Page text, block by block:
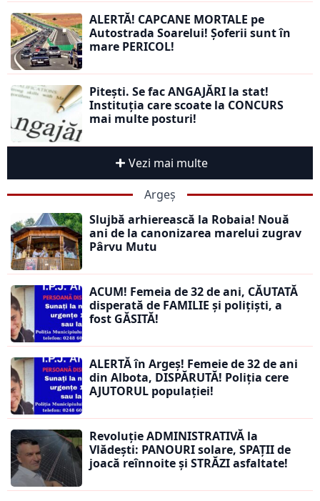
ALERTĂ! CAPCANE MORTALE pe
Autostrada Soarelui! Șoferii sunt în
mare PERICOL!
Pitești. Se fac ANGAJĂRI la stat!
Instituția care scoate la CONCURS
mai multe posturi!
Vezi mai multe
Argeș
Slujbă arhierească la Robaia! Nouă
ani de la canonizarea marelui zugrav
Pârvu Mutu
ACUM! Femeia de 32 de ani, CĂUTATĂ
disperată de FAMILIE și polițiști, a
fost GĂSITĂ!
ALERTĂ în Argeș! Femeie de 32 de ani
din Albota, DISPĂRUTĂ! Poliția cere
AJUTORUL populației!
Revoluție ADMINISTRATIVĂ la
Vlădești: PANOURI solare, SPAȚII de
joacă reînnoite și STRĂZI asfaltate!